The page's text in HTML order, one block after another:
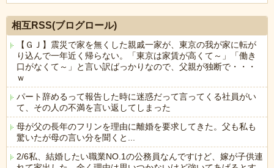
相互RSS(ブログロール)
【ＧＪ】震災で家を無くした親戚一家が、東京の我が家に転が
り込んで一年近く帰らない。「東京は家賃が高くて～」「働き
口がなくて～」と言い訳ばっかりなので、父親が独断で・・・
ｗ
パート辞めるって報告した時に迷惑だって言ってくる社員がい
て、その人の不満を言い返してしまった
母が父の長年のフリンを理由に離婚を要求してきた。父も私も
驚いたが母の言い分を聞くと...
2/6私、結婚したい職業NO.1の公務員なんですけど、嫁が子供連